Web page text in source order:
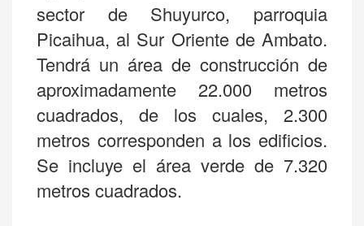
sector de Shuyurco, parroquia
Picaihua, al Sur Oriente de Ambato.
Tendrá un área de construcción de
aproximadamente 22.000 metros
cuadrados, de los cuales, 2.300
metros corresponden a los edificios.
Se incluye el área verde de 7.320
metros cuadrados.